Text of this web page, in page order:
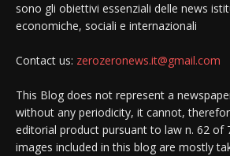
sono gli obiettivi essenziali delle news
economiche, sociali e internazionali
Contact us: zerozeronews.it@gmail.com
This Blog does not represent a
without any periodicity, it cannot,
editorial product pursuant to law n. 62 of
images included in this blog are mostly